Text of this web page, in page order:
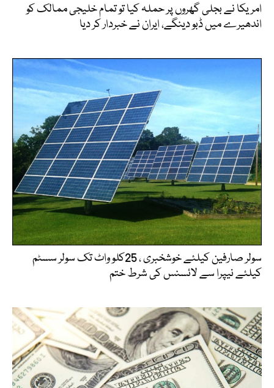
امریکا نے بجلی گھروں پر حملہ کیا تو تمام خلیجی ممالک کو
اندھیرے میں ڈبو دینگے، ایران نے خبردار کر دیا
سولر صارفین کیلئے خوشخبری ، 25کلو واٹ تک سولر سسٹم
کیلئے نیپرا سے لائسنس کی شرط ختم